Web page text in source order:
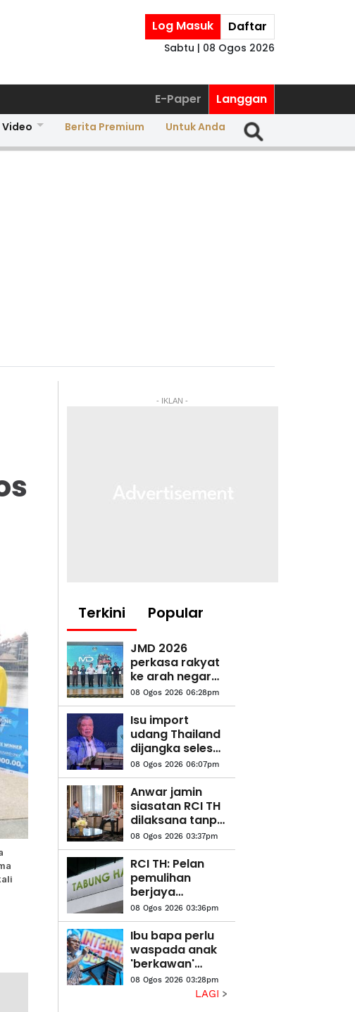
Log Masuk Daftar
Sabtu | 08 Ogos 2026
E-Paper Langgan
Video Berita Premium Untuk Anda
- IKLAN -
Terkini Popular
JMD 2026
perkasa rakyat
ke arah negara
AI
08 Ogos 2026 06:28pm
Isu import
udang Thailand
dijangka selesai
pertengahan
bulan ini –
Mohamad Sabu
08 Ogos 2026 06:07pm
Anwar jamin
siasatan RCI TH
dilaksana tanpa
kompromi
08 Ogos 2026 03:37pm
RCI TH: Pelan
pemulihan
berjaya
kukuhkan
kedudukan
kewangan
08 Ogos 2026 03:36pm
Ibu bapa perlu
waspada anak
'berkawan'
dengan AI -
08 Ogos 2026 03:28pm
LAGI